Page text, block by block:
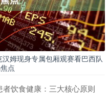
姆现身专属包厢观赛看巴西队
点
饮食健康：三大核心原则